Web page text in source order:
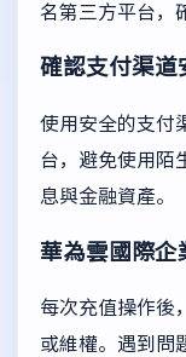
名第三方平台，
確認支付渠道
使用安全的支付
台，避免使用陌
息與金融資產。
華為雲國際企
每次充值操作後
或維權。遇到問